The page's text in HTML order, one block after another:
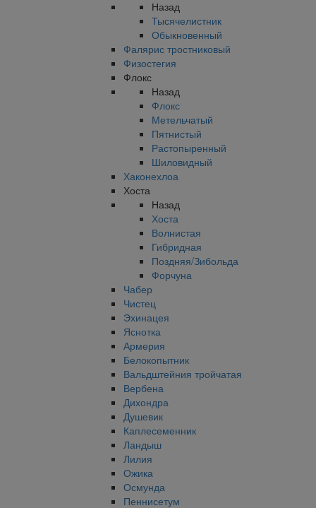
Назад
Тысячелистник
Обыкновенный
Фалярис тростниковый
Физостегия
Флокс
Назад
Флокс
Метельчатый
Пятнистый
Растопыренный
Шиловидный
Хаконехлоа
Хоста
Назад
Хоста
Волнистая
Гибридная
Поздняя/Зибольда
Форчуна
Чабер
Чистец
Эхинацея
Яснотка
Армерия
Белокопытник
Вальдштейния тройчатая
Вербена
Дихондра
Душевик
Каплесеменник
Ландыш
Лилия
Ожика
Осмунда
Пеннисетум